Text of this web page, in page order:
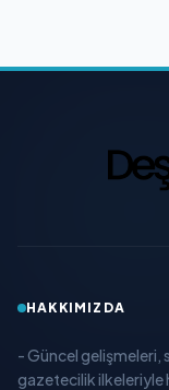
HAKKIMIZDA
- Güncel gelişmeleri,
gazetecilik ilkeleriyle